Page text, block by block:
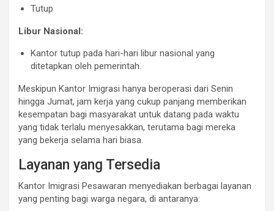
Tutup
Libur Nasional:
Kantor tutup pada hari-hari libur nasional yang
ditetapkan oleh pemerintah.
Meskipun Kantor Imigrasi hanya beroperasi dari Senin
hingga Jumat, jam kerja yang cukup panjang memberikan
kesempatan bagi masyarakat untuk datang pada waktu
yang tidak terlalu menyesakkan, terutama bagi mereka
yang bekerja selama hari biasa.
Layanan yang Tersedia
Kantor Imigrasi Pesawaran menyediakan berbagai layanan
yang penting bagi warga negara, di antaranya: